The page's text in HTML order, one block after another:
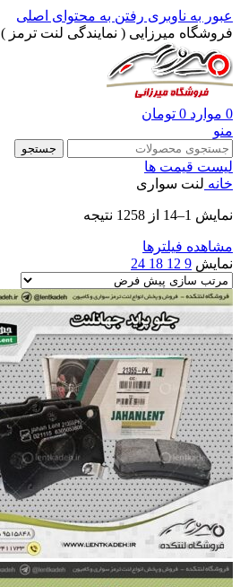
عبور به ناوبری رفتن به محتوای اصلی
فروشگاه میرزایی ( نمایندگی لنت ترمز )
0 موارد 0 تومان
منو
جستجو
لیست قیمت ها
خانه لنت سواری
نمایش 1–14 از 1258 نتیجه
مشاهده فیلترها
نمایش 9
12
18
24